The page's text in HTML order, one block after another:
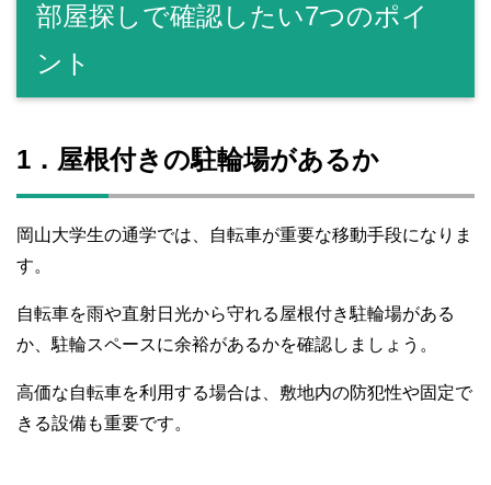
部屋探しで確認したい7つのポイ
ント
1．屋根付きの駐輪場があるか
岡山大学生の通学では、自転車が重要な移動手段になりま
す。
自転車を雨や直射日光から守れる屋根付き駐輪場がある
か、駐輪スペースに余裕があるかを確認しましょう。
高価な自転車を利用する場合は、敷地内の防犯性や固定で
きる設備も重要です。